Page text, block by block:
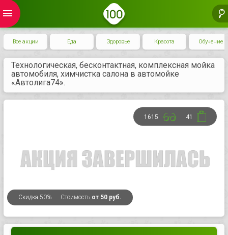
menu
Все акции Еда Здоровье Красота Обучение
Технологическая, бесконтактная, комплексная мойка
автомобиля, химчистка салона в автомойке
«Автолига74».
Скидка 50% Стоимость от 50 руб.
1615 41